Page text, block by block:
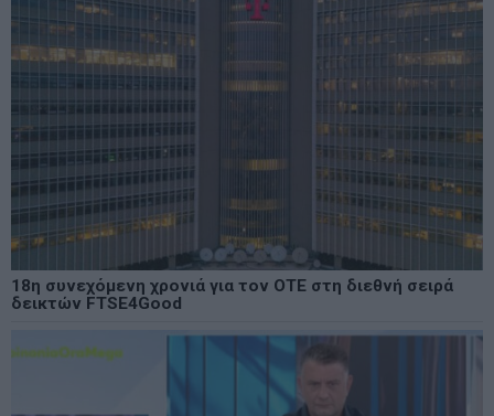
18η συνεχόμενη χρονιά για τον ΟΤΕ στη διεθνή σειρά
δεικτών FTSE4Good